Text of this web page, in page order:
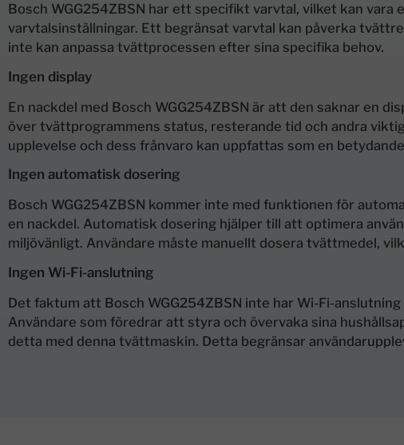
Bosch WGG254ZBSN har ett specifikt varvtal, vilket kan
varvtalsinställningar. Ett begränsat varvtal kan påverka
inte kan anpassa tvättprocessen efter sina specifika behov.
Ingen display
En nackdel med Bosch WGG254ZBSN är att den saknar en
över tvättprogrammens status, resterande tid och andra
upplevelse och dess frånvaro kan uppfattas som en
Ingen automatisk dosering
Bosch WGG254ZBSN kommer inte med funktionen för
en nackdel. Automatisk dosering hjälper till att optimera
miljövänligt. Användare måste manuellt dosera tvättmedel,
Ingen Wi-Fi-anslutning
Det faktum att Bosch WGG254ZBSN inte har Wi-Fi-
Användare som föredrar att styra och övervaka sina
detta med denna tvättmaskin. Detta begränsar